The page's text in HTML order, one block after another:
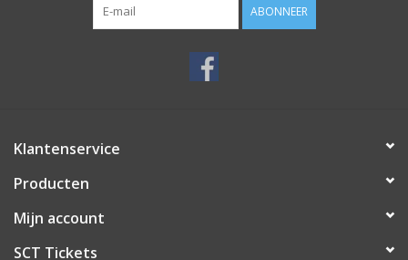
ABONNEER
Klantenservice
Producten
Mijn account
SCT Tickets